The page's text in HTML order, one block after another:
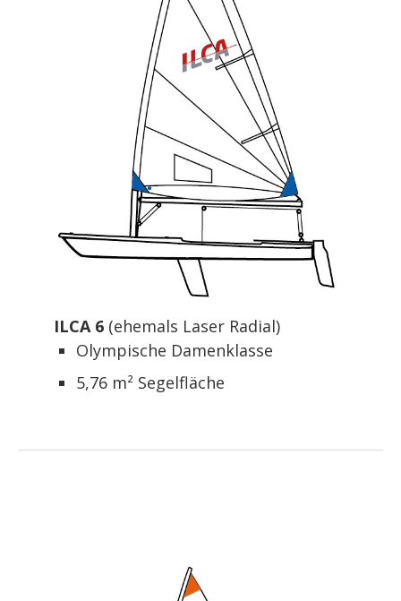
ILCA 6 (ehemals Laser Radial)
Olympische Damenklasse
5,76 m² Segelfläche